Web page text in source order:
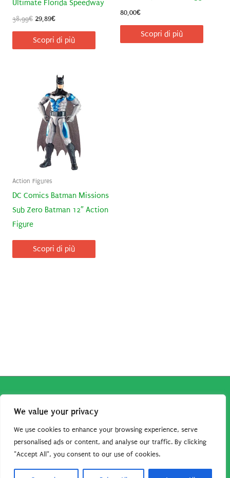
We value your privacy
We use cookies to enhance your browsing experience, serve
personalised ads or content, and analyse our traffic. By clicking
"Accept All", you consent to our use of cookies.
Ultimate Florida Speedway
38,99€ Il
originale
29,89€Il
attuale
Scopri di più
80,00€
Scopri di più
Action Figures
DC Comics Batman Missions
Sub Zero Batman 12″ Action
Figure
Scopri di più
associato Amazon percepisce dei ricavi da acquisti idonei.
Tutti i guadagni sono direttamente reinvestiti in questo sito
per continuare a condividere tutorial e risorse per gli amanti
dei cartoon. Grazie per il vostro sostegno!